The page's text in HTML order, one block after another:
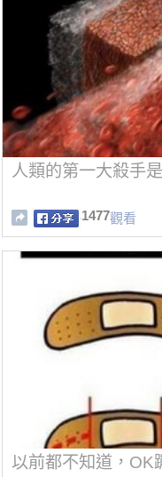
人類的第一大殺手
1477觀看
以前都不知道，OK